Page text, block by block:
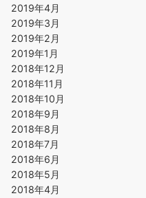
2019年4月
2019年3月
2019年2月
2019年1月
2018年12月
2018年11月
2018年10月
2018年9月
2018年8月
2018年7月
2018年6月
2018年5月
2018年4月